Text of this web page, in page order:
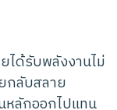
ได้รับพลังงานไม่
กลับสลาย
หลักออกไปแทน